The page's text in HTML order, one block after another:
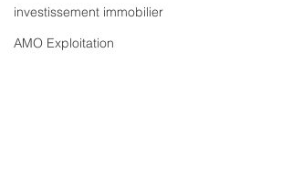
investissement immobilier
AMO Exploitation